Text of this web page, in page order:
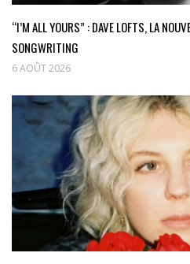
“I’M ALL YOURS” : DAVE LOFTS, LA
SONGWRITING
6 AOÛT 2026